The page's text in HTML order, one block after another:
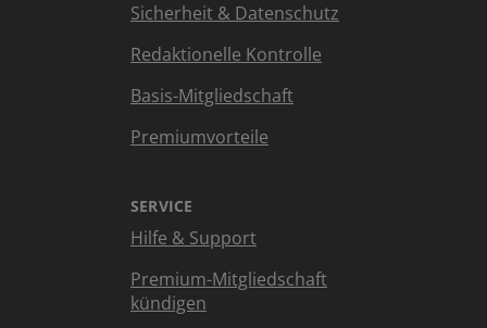
Sicherheit & Datenschutz
Redaktionelle Kontrolle
Basis-Mitgliedschaft
Premiumvorteile
SERVICE
Hilfe & Support
Premium-Mitgliedschaft
kündigen